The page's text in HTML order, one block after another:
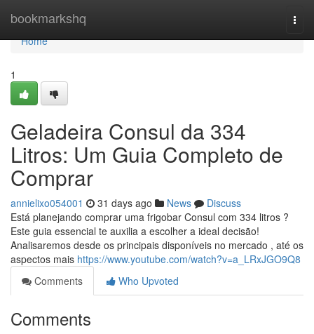
bookmarkshq
Home
Home
1
Geladeira Consul da 334
Litros: Um Guia Completo de
Comprar
annielixo054001 31 days ago News
Discuss
Está planejando comprar uma frigobar Consul com 334 litros ?
Este guia essencial te auxilia a escolher a ideal decisão!
Analisaremos desde os principais disponíveis no mercado , até os
aspectos mais https://www.youtube.com/watch?v=a_LRxJGO9Q8
Comments
Who Upvoted
Comments